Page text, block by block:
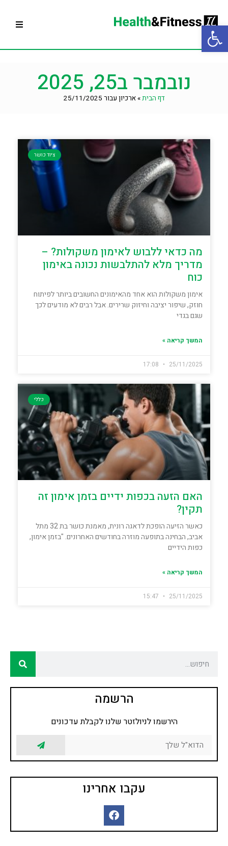
פתח סרגל נגישות
עמוד הבית
בניית תוכנית אימונים
תרגילי כושר
תפריט תזונה
נובמבר ב25, 2025
דף הבית»ארכיון עבור 25/11/2025
ציוד כושר
מה כדאי ללבוש לאימון משקולות? –
מדריך מלא להתלבשות נכונה באימון
כוח
אימון משקולות הוא אחד מהאימונים החשובים ביותר לפיתוח
חוזק, שיפור יציבה וחיזוק שרירים. אבל רבים לא מודעים לכך
שגם בגדי
המשך קריאה »
25/11/2025
כללי
האם הזעה בכפות ידיים בזמן אימון זה
תקין?
כאשר הזיעה הופכת לדאגה רונית, מאמנת כושר בת 32 מתל
אביב, הבחינה בתופעה מוזרה בחודשים האחרונים. "בזמן אימון,
כפות הידיים
המשך קריאה »
25/11/2025
הרשמה
הירשמו לניולזטר שלנו לקבלת עדכונים
עקבו אחרינו